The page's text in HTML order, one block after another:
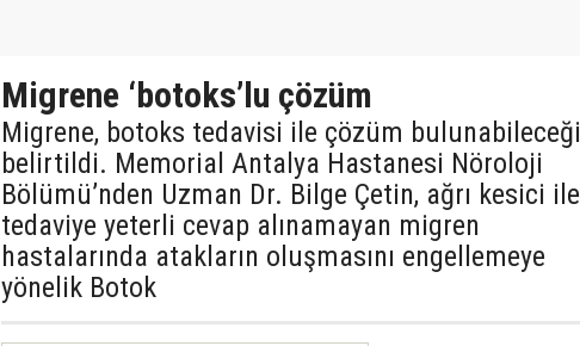
Migrene ‘botoks’lu çözüm
Migrene, botoks tedavisi ile çözüm bulunabileceği
belirtildi. Memorial Antalya Hastanesi Nöroloji
Bölümü’nden Uzman Dr. Bilge Çetin, ağrı kesici ile
tedaviye yeterli cevap alınamayan migren
hastalarında atakların oluşmasını engellemeye
yönelik Botok